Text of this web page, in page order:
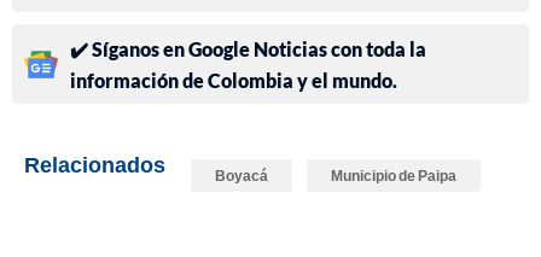
✔️ Síganos en Google Noticias con toda la
información de Colombia y el mundo.
Relacionados Boyacá Municipio de Paipa